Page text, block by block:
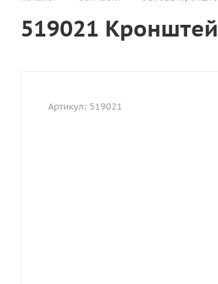
519021
Артикул: 519021